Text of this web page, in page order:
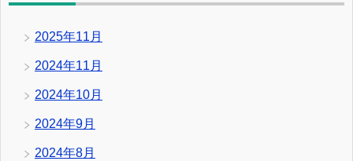
2025年11月
2024年11月
2024年10月
2024年9月
2024年8月